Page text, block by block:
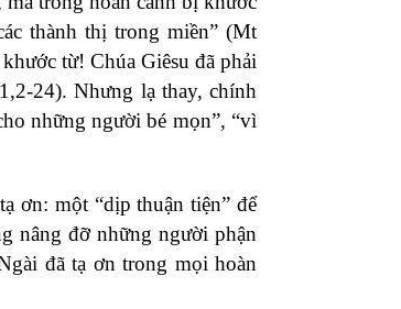
thành thị trong miền” (Mt
từ! Chúa Giêsu đã phải
24). Nhưng lạ thay, chính
những người bé mọn”, “vì
ơn: một “dịp thuận tiện” để
nâng đỡ những người phận
đã tạ ơn trong mọi hoàn